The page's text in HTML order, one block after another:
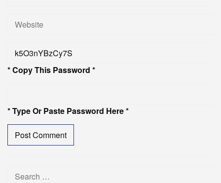
* Copy This Password *
* Type Or Paste Password Here *
Search